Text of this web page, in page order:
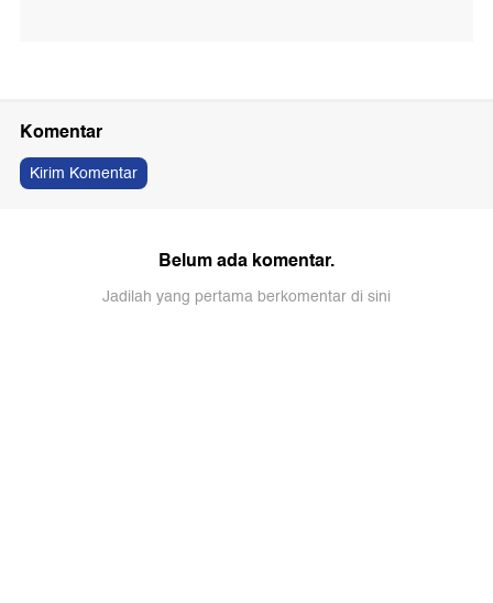
Komentar
Kirim Komentar
Belum ada komentar.
Jadilah yang pertama berkomentar di sini